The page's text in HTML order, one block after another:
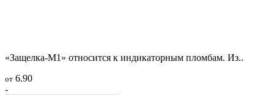
«Защелка-М1» относится к индикаторным пломбам. Из..
от 6.90
-